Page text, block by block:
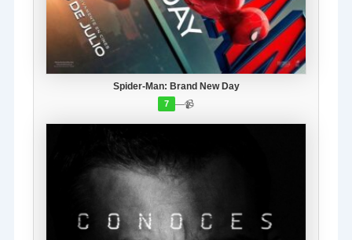
Spider-Man: Brand New Day
7 —📹